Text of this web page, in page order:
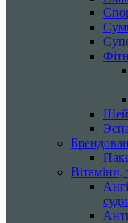
Вітаміни,